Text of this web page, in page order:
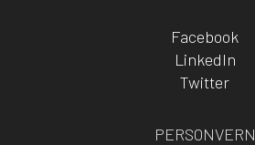
Facebook
LinkedIn
Twitter
PERSONVERN